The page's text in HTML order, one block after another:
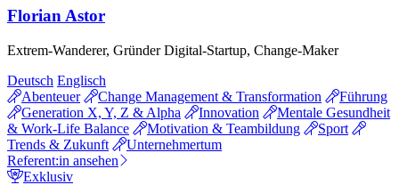
Florian Astor
Extrem-Wanderer, Gründer Digital-Startup, Change-Maker
Deutsch Englisch
Abenteuer
Change Management & Transformation
Führung
Generation X, Y, Z & Alpha
Innovation
Mentale Gesundheit
& Work-Life Balance
Motivation & Teambildung
Sport
Trends & Zukunft
Unternehmertum
Referent:in ansehen
Exklusiv